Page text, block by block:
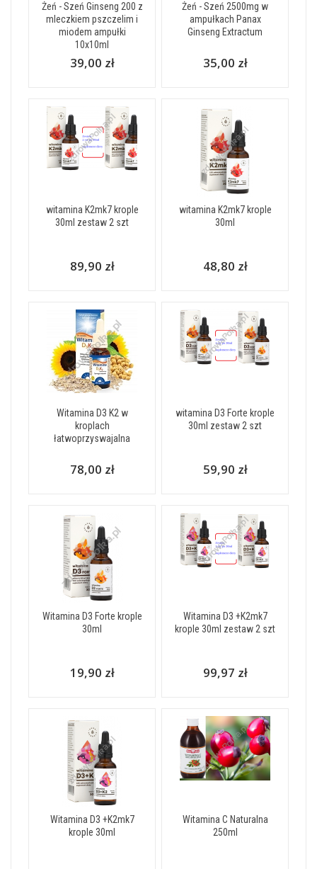
Żeń - Szeń Ginseng 200 z
mleczkiem pszczelim i
miodem ampułki
10x10ml
39,00 zł
Żeń - Szeń 2500mg w
ampułkach Panax
Ginseng Extractum
35,00 zł
witamina K2mk7 krople
30ml zestaw 2 szt
89,90 zł
witamina K2mk7 krople
30ml
48,80 zł
Witamina D3 K2 w
kroplach
łatwoprzyswajalna
78,00 zł
witamina D3 Forte krople
30ml zestaw 2 szt
59,90 zł
Witamina D3 Forte krople
30ml
19,90 zł
Witamina D3 +K2mk7
krople 30ml zestaw 2 szt
99,97 zł
Witamina D3 +K2mk7
krople 30ml
Witamina C Naturalna
250ml